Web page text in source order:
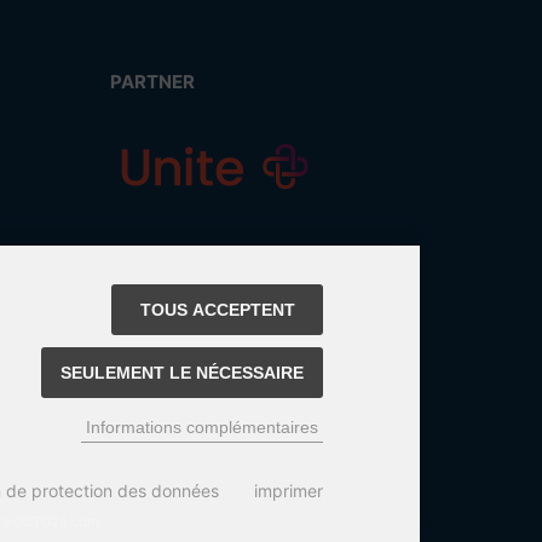
PARTNER
TOUS ACCEPTENT
SEULEMENT LE NÉCESSAIRE
Informations complémentaires
de protection des données imprimer